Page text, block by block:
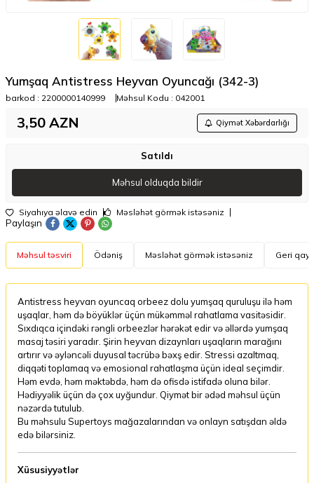
Yumşaq Antistress Heyvan Oyuncağı (342-3)
barkod : 2200000140999 Məhsul Kodu : 042001
3,50 AZN Qiymət Xəbərdarlığı
Satıldı
Məhsul olduqda bildir
Siyahıya əlavə edin Məsləhət görmək istəsəniz
Paylaşın
Məhsul təsviri Ödəniş Məsləhət görmək istəsəniz Geri
Antistress heyvan oyuncaq orbeez dolu yumşaq quruluşu ilə həm
uşaqlar, həm də böyüklər üçün mükəmməl rahatlama vasitəsidir.
Sıxdıqca içindəki rəngli orbeezlər hərəkət edir və əllərdə yumşaq
masaj təsiri yaradır. Şirin heyvan dizaynları uşaqların marağını
artırır və əyləncəli duyusal təcrübə bəxş edir. Stressi azaltmaq,
diqqəti toplamaq və emosional rahatlaşma üçün ideal seçimdir.
Həm evdə, həm məktəbdə, həm də ofisdə istifadə oluna bilər.
Hədiyyəlik üçün də çox uyğundur. Qiymət bir ədəd məhsul üçün
nəzərdə tutulub.
Bu məhsulu Supertoys mağazalarından və onlayn satışdan əldə
edə bilərsiniz.
Xüsusiyyətlər